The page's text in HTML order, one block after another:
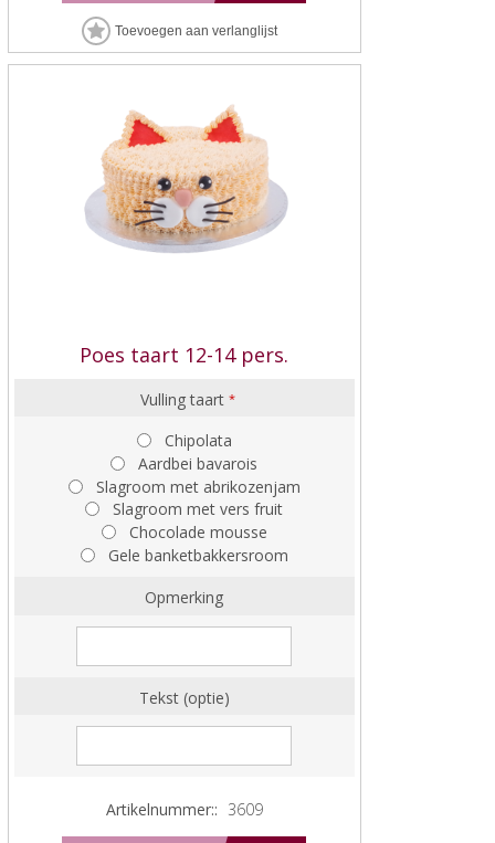
Poes taart 12-14 pers.
Vulling taart *
Chipolata
Aardbei bavarois
Slagroom met abrikozenjam
Slagroom met vers fruit
Chocolade mousse
Gele banketbakkersroom
Opmerking
Tekst (optie)
Artikelnummer:: 3609